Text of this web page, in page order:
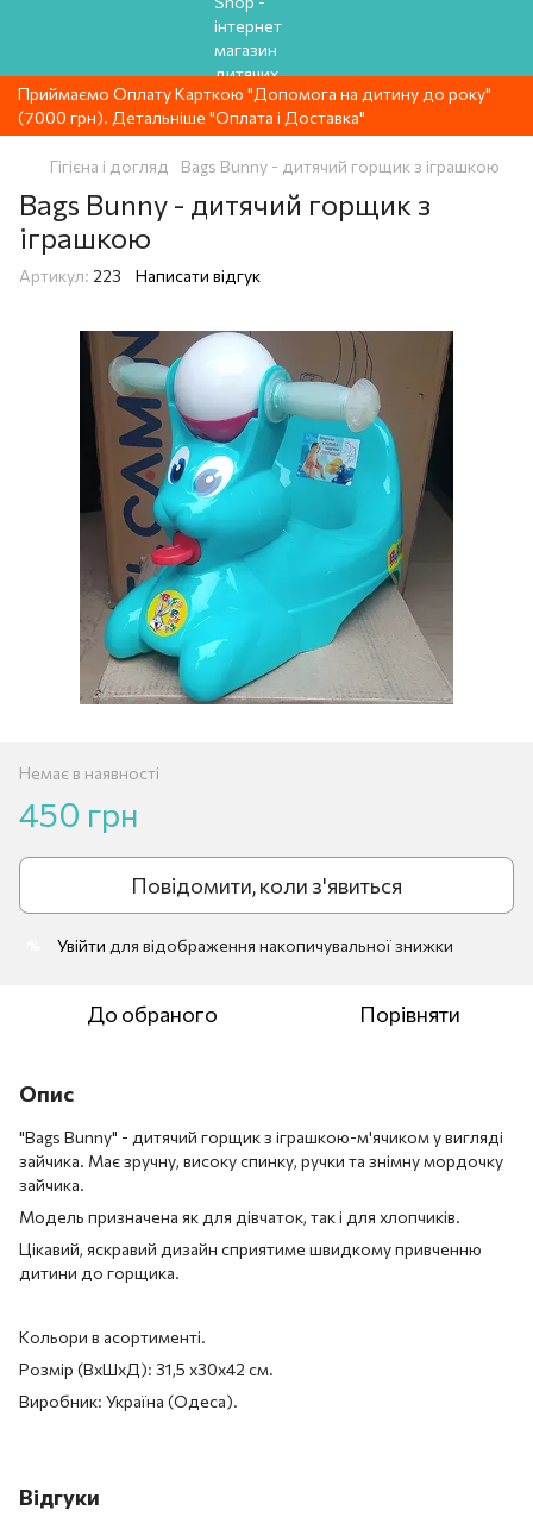
Приймаємо Оплату Карткою "Допомога на дитину до року"
(7000 грн). Детальніше "Оплата і Доставка"
Гігієна і догляд Bags Bunny - дитячий горщик з іграшкою
Bags Bunny - дитячий горщик з
іграшкою
Артикул: 223 Написати відгук
Немає в наявності
450 грн
Повідомити, коли з'явиться
Увійти для відображення накопичувальної знижки
До обраного Порівняти
Опис
"Bags Bunny" - дитячий горщик з іграшкою-м'ячиком у вигляді
зайчика. Має зручну, високу спинку, ручки та знімну мордочку
зайчика.
Модель призначена як для дівчаток, так і для хлопчиків.
Цікавий, яскравий дизайн сприятиме швидкому привченню
дитини до горщика.
Кольори в асортименті.
Розмір (ВхШхД): 31,5 х30х42 см.
Виробник: Україна (Одеса).
Відгуки